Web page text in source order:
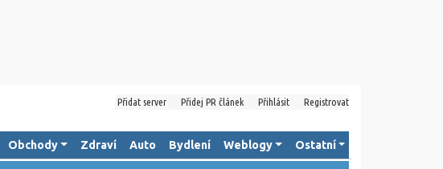
Přidat server Přidej PR článek Přihlásit Registrovat
Obchody Zdraví Auto Bydlení Weblogy
Ostatní